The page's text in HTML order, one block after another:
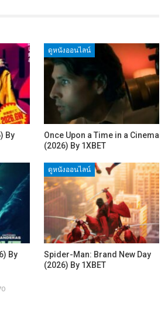
By
ดูหนังออนไลน์
Once Upon a Time in a Cinema
(2026) By 1XBET
By
ดูหนังออนไลน์
Spider-Man: Brand New Day
(2026) By 1XBET